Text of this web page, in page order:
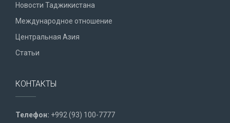
Новости Таджикистана
Международное отношение
Центральная Азия
Статьи
КОНТАКТЫ
Телефон: +992 (93) 100-7777